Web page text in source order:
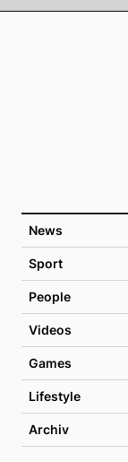
News
Sport
People
Videos
Games
Lifestyle
Archiv